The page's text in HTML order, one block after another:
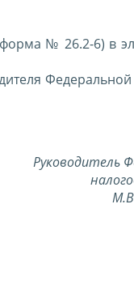
№ 26.2-6) в
Руководитель